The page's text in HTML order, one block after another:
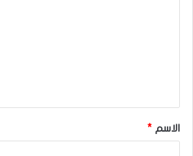
ق
*
الاسم *